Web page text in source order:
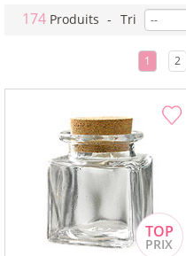
174 Produits - Tri
1 2